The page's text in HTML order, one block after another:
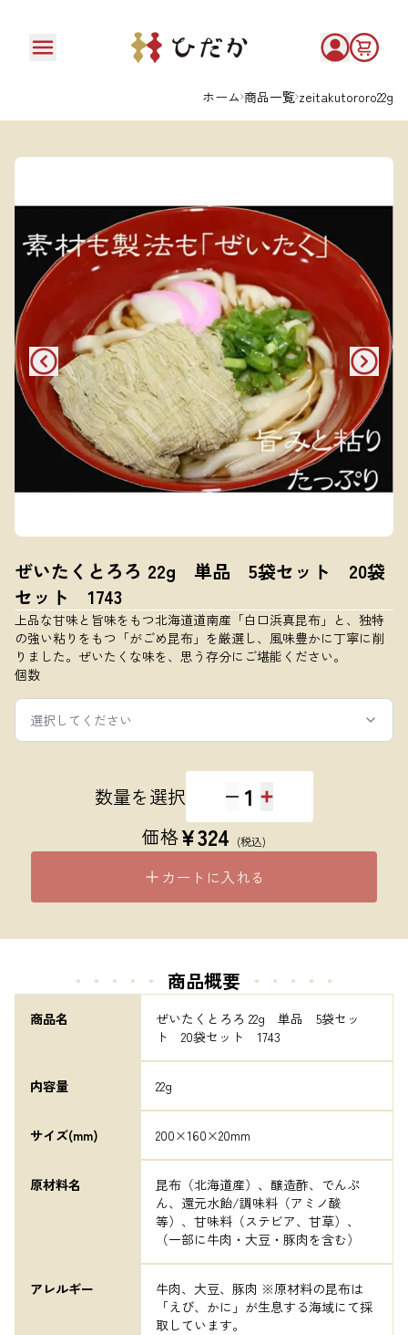
ホーム 商品一覧 zeitakutororo22g
ぜいたくとろろ 22g 単品 5袋セット 20袋
セット 1743
上品な甘味と旨味をもつ北海道道南産「白口浜真昆布」と、独特
の強い粘りをもつ「がごめ昆布」を厳選し、風味豊かに丁寧に削
りました。ぜいたくな味を、思う存分にご堪能ください。
個数
選択してください
数量を選択 1
価格¥324 (税込)
カートに入れる
・・・・・ 商品概要 ・・・・・
商品名
ぜいたくとろろ 22g　単品　5袋セッ
ト　20袋セット　1743
内容量 22g
サイズ(mm) 200×160×20mm
原材料名
昆布（北海道産）、醸造酢、でんぷ
ん、還元水飴/調味料（アミノ酸
等）、甘味料（ステビア、甘草）、
（一部に牛肉・大豆・豚肉を含む）
アレルギー
牛肉、大豆、豚肉 ※原材料の昆布は
「えび、かに」が生息する海域にて採
取しています。